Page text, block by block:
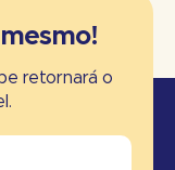
retornará o